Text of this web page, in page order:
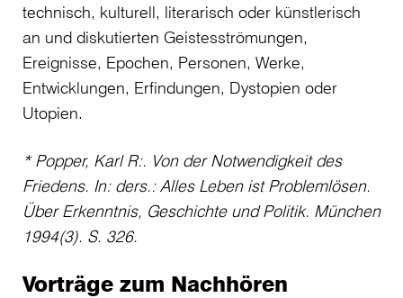
technisch, kulturell, literarisch oder künstlerisch
an und diskutierten Geistesströmungen,
Ereignisse, Epochen, Personen, Werke,
Entwicklungen, Erfindungen, Dystopien oder
Utopien.
* Popper, Karl R:. Von der Notwendigkeit des
Friedens. In: ders.: Alles Leben ist Problemlösen.
Über Erkenntnis, Geschichte und Politik. München
1994(3). S. 326.
Vorträge zum Nachhören